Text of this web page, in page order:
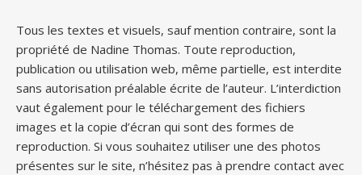
Tous les textes et visuels, sauf mention contraire, sont la
propriété de Nadine Thomas. Toute reproduction,
publication ou utilisation web, même partielle, est interdite
sans autorisation préalable écrite de l’auteur. L’interdiction
vaut également pour le téléchargement des fichiers
images et la copie d’écran qui sont des formes de
reproduction. Si vous souhaitez utiliser une des photos
présentes sur le site, n’hésitez pas à prendre contact avec